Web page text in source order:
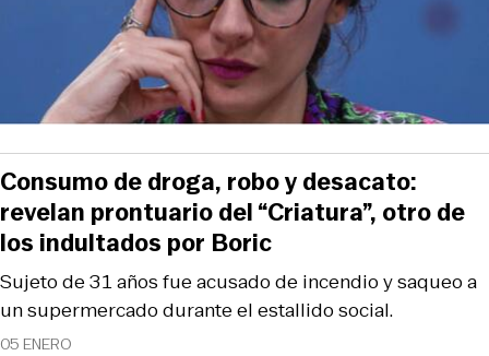
05 ENERO
Sujeto de 31 años fue acusado de incendio y saqueo a
un supermercado durante el estallido social.
Consumo de droga, robo y desacato:
revelan prontuario del “Criatura”, otro de
los indultados por Boric